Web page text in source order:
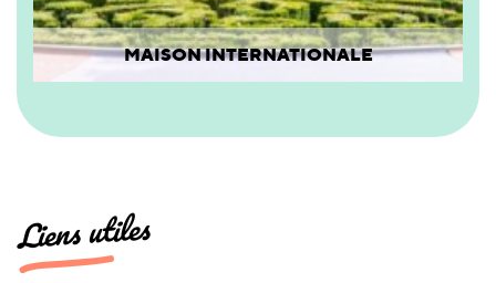
MAISON INTERNATIONALE
Liens utiles